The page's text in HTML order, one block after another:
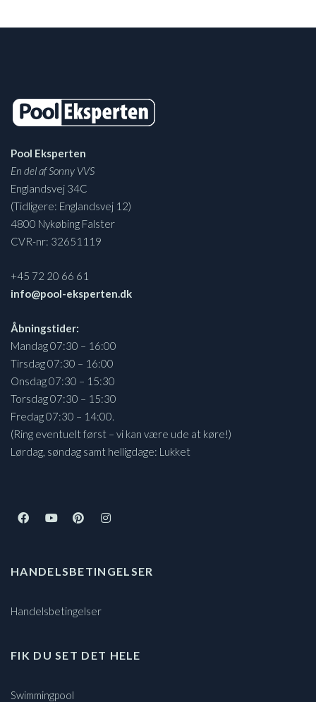
Pool Eksperten
En del af Sonny VVS
Englandsvej 34C
(Tidligere: Englandsvej 12)
4800 Nykøbing Falster
CVR-nr: 32651119
+45 72 20 66 61
info@pool-eksperten.dk
Åbningstider:
Mandag 07:30 – 16:00
Tirsdag 07:30 – 16:00
Onsdag 07:30 – 15:30
Torsdag 07:30 – 15:30
Fredag 07:30 – 14:00.
(Ring eventuelt først – vi kan være ude at køre!)
Lørdag, søndag samt helligdage: Lukket
HANDELSBETINGELSER
Handelsbetingelser
FIK DU SET DET HELE
Swimmingpool